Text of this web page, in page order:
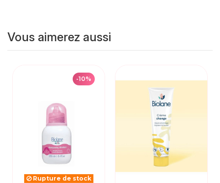
Vous aimerez aussi
-10%
Rupture de stock